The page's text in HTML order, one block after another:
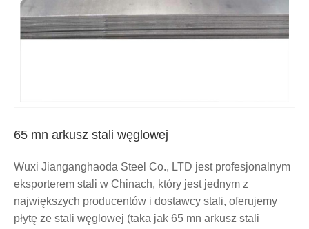
65 mn arkusz stali węglowej
Wuxi Jianganghaoda Steel Co., LTD jest profesjonalnym
eksporterem stali w Chinach, który jest jednym z
największych producentów i dostawcy stali, oferujemy
płytę ze stali węglowej (taka jak 65 mn arkusz stali